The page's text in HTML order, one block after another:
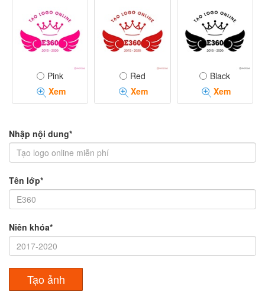
Pink
Xem
Red
Xem
Black
Xem
Nhập nội dung*
Tên lớp*
Niên khóa*